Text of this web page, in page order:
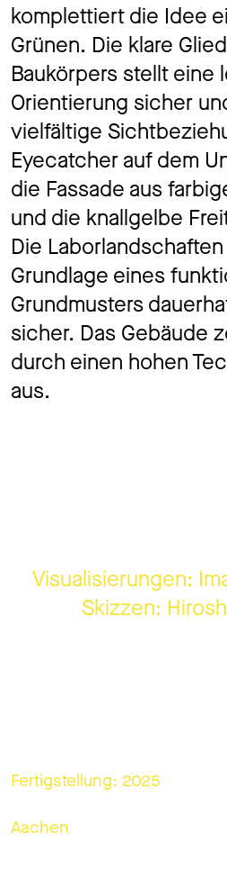
komplettiert die Idee
Grünen. Die klare
Baukörpers stellt eine
Orientierung sicher
vielfältige
Eyecatcher auf dem
die Fassade aus
und die knallgelbe
Die
Grundlage eines
Grundmusters
sicher. Das Gebäude
durch einen hohen
aus.
Visualisierungen:
Skizzen:
Fertigstellung: 2025
Aachen